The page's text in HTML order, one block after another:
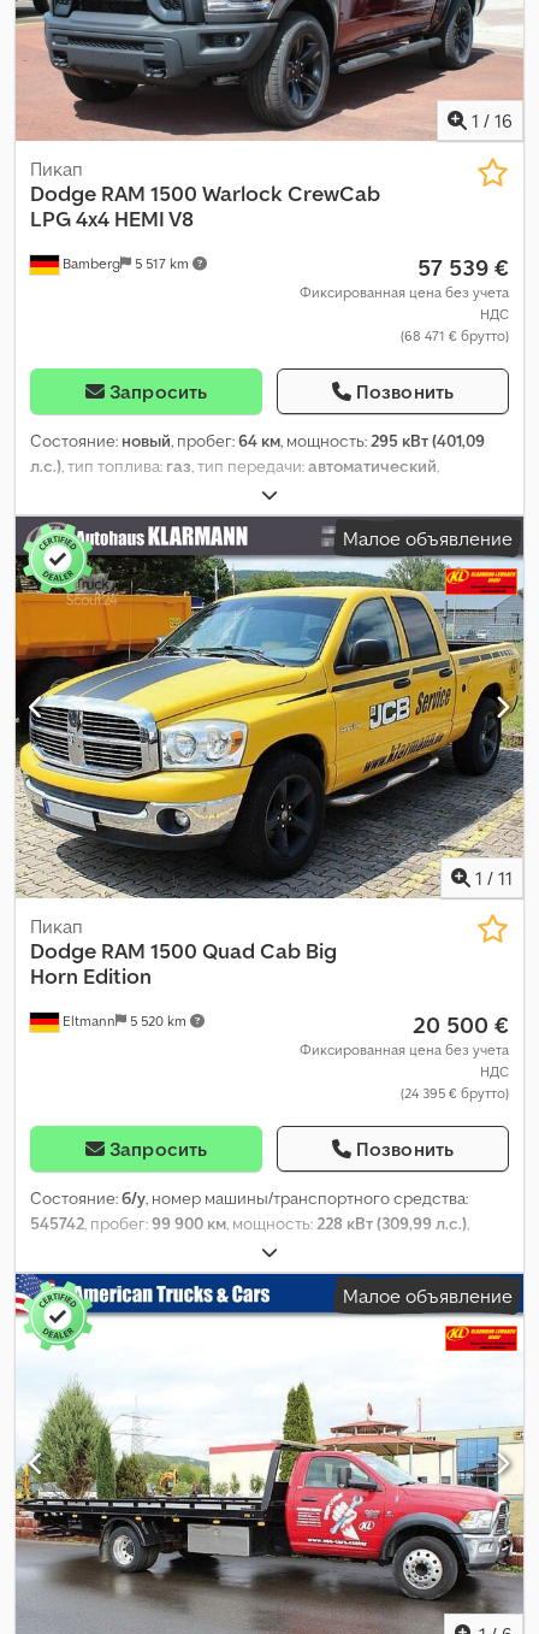
подогрев сиденья, подушка безопасности,
противотуманные фары, регистрация автомобиля, система
иммобилайзера, система контроля тяги, центральный
замок, электронная программа стабилизации (ESP),
1 / 16
Bamberg 5 517 km
Пикап
Dodge RAM 1500 Warlock CrewCab
LPG 4x4 HEMI V8
57 539 €
Фиксированная цена без учета
НДС
(68 471 € брутто)
Запросить Позвонить
Состояние: новый, пробег:64 км, мощность:295 кВт (401,09
л.с.), тип топлива: газ, тип передачи:автоматический,
, общий вес:
вес:2 519 кг, максимальная грузоподъёмность:981 кг,
эксплуатационная масса:2 519 кг
, первая регистрация:
04/2023, расход топлива (городской цикл):15,7 л/100км,
расход топлива (за городом):10,7 л/100км, расход топлива
(смешанный цикл):14,9 л/100км , Выбросы CO₂:352 г/км, класс
выбросов:Евро 6, энергетическая эффективность:G, цвет:
тёмно-красный, размер шины:275/60 r20 114t, Год выпуска:
2024, топливо:сжиженный нефтяной газ (СНГ или LPG),
Оборудование:ABS, блокировка дифференциала, бортовой
компьютер, дополнительные фары, кондиционер,
навигационная система, подушка безопасности, полный
привод, прицепное устройство, регистрация грузовика,
система иммобилайзера, система контроля тяги,
центральный замок, электронная программа стабилизации
(ESP),
Малое объявление
1 / 11
Eltmann 5 520 km
Пикап
Dodge RAM 1500 Quad Cab Big
Horn Edition
20 500 €
Фиксированная цена без учета
НДС
(24 395 € брутто)
Запросить Позвонить
Состояние:б/у, номер машины/транспортного средства:
545742 , пробег:99 900 км , мощность: 228 кВт (309,99 л.с.)
, тип топлива:
шины:275/60r20, конфигурация осей:4x2, топливо:бензин E10
91, энергетическая эффективность: , Выбросы CO₂:350 г/км,
расход топлива (городской цикл):16 л/100км, расход топлива
(за городом):
, расход топлива (смешанный цикл):14
л/100км
выбросов:
2008, Оборудование:
блокировка дифференциала, кондиционер, круиз-контроль,
подушка безопасности, противотуманные фары, система
иммобилайзера, центральный замок,
Малое объявление